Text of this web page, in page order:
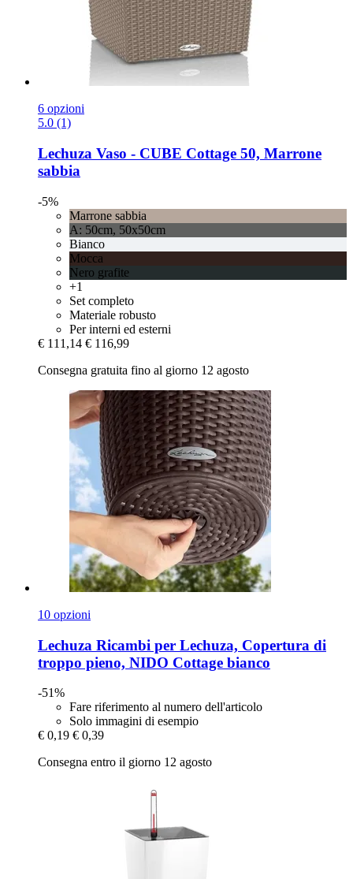
6 opzioni
5.0 (1)
Lechuza Vaso -​ CUBE Cottage 50, Marrone
sabbia
-5%
Marrone sabbia
A: 50cm, 50x50cm
Bianco
Mocca
Nero grafite
+1
Set completo
Materiale robusto
Per interni ed esterni
€ 111,14 € 116,99
Consegna gratuita fino al giorno 12 agosto
10 opzioni
Lechuza Ricambi per Lechuza, Copertura di
troppo pieno, NIDO Cottage bianco
-51%
Fare riferimento al numero dell'articolo
Solo immagini di esempio
€ 0,19 € 0,39
Consegna entro il giorno 12 agosto